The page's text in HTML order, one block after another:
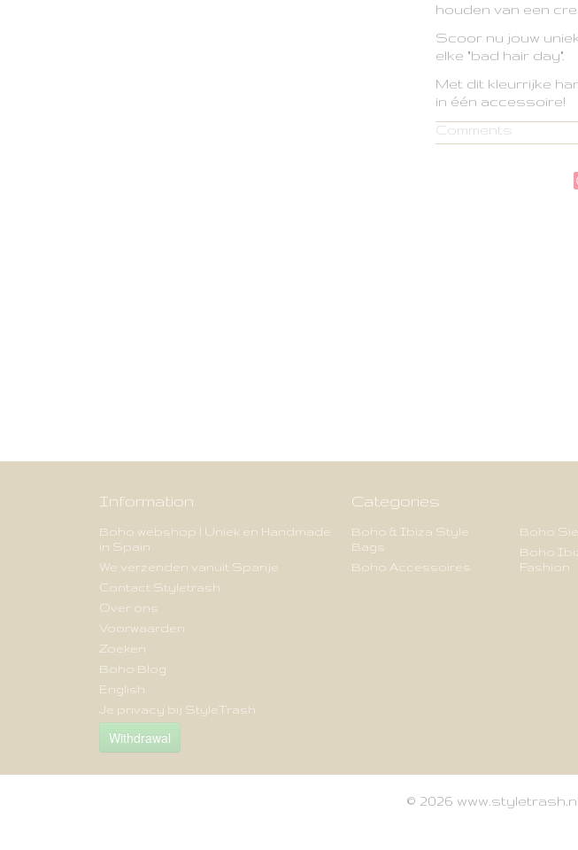
houden van een
Scoor nu jouw
elke "bad hair day".
Met dit kleurrijke
in één accessoire!
Comments
Information
Boho webshop | Uniek en Handmade
in Spain
We verzenden vanuit Spanje
Contact Styletrash
Over ons
Voorwaarden
Zoeken
Boho Blog
English
Je privacy bij StyleTrash
Withdrawal
Categories
Boho & Ibiza Style
Bags
Boho Accessoires
Boho
Boho
Fashion
© 2026